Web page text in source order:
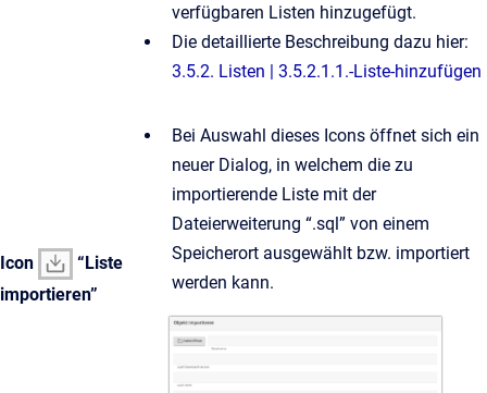
verfügbaren Listen hinzugefügt.
Die detaillierte Beschreibung dazu hier:
3.5.2. Listen | 3.5.2.1.1.-Liste-hinzufügen
Icon
“Liste
importieren”
Bei Auswahl dieses Icons öffnet sich ein
neuer Dialog, in welchem die zu
importierende Liste mit der
Dateierweiterung “.sql” von einem
Speicherort ausgewählt bzw. importiert
werden kann.